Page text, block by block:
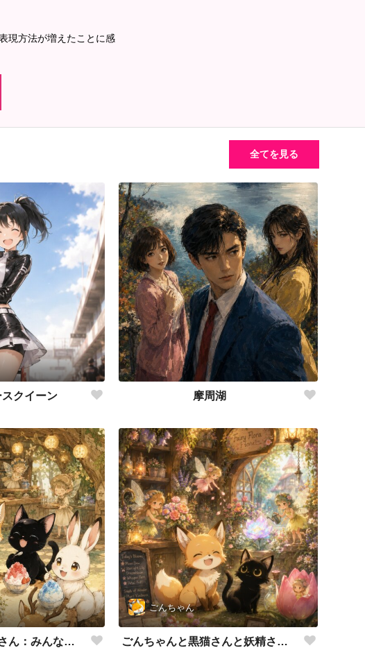
現方法が増えたことに感
全てを見る
クイーン 摩周湖
ごんちゃんと黒猫さん：みんなでかき氷！
ごんちゃん
ごんちゃんと黒猫さんと妖精さんの花屋